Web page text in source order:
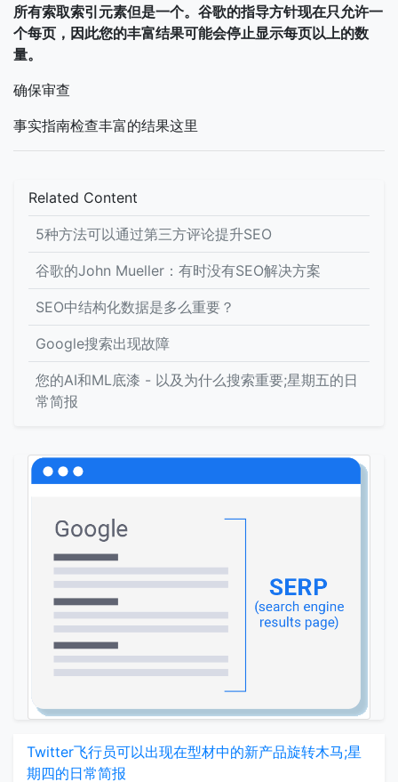
所有索取索引元素但是一个。谷歌的指导方针现在只允许一
个每页，因此您的丰富结果可能会停止显示每页以上的数
量。
确保审查
事实指南检查丰富的结果这里
Related Content
5种方法可以通过第三方评论提升SEO
谷歌的John Mueller：有时没有SEO解决方案
SEO中结构化数据是多么重要？
Google搜索出现故障
您的AI和ML底漆 - 以及为什么搜索重要;星期五的日
常简报
Twitter飞行员可以出现在型材中的新产品旋转木马;星
期四的日常简报